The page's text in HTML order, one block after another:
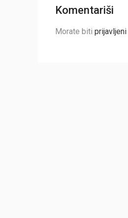
Komentariši
Morate biti prijavljeni